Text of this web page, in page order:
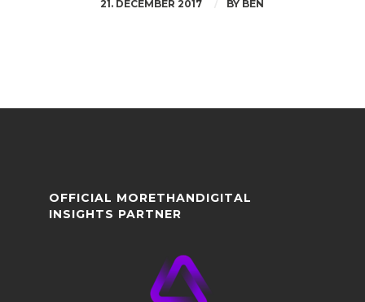
21. DECEMBER 2017 BY BEN
OFFICIAL MORETHANDIGITAL
INSIGHTS PARTNER